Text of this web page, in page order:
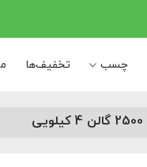
چسب تخفیف‌ها